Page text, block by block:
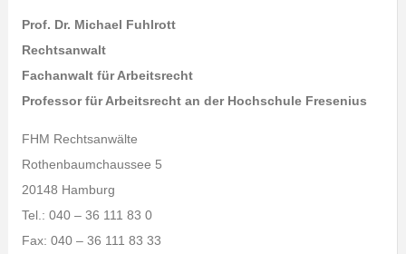
Prof. Dr. Michael Fuhlrott
Rechtsanwalt
Fachanwalt für Arbeitsrecht
Professor für Arbeitsrecht an der Hochschule Fresenius
FHM Rechtsanwälte
Rothenbaumchaussee 5
20148 Hamburg
Tel.: 040 – 36 111 83 0
Fax: 040 – 36 111 83 33